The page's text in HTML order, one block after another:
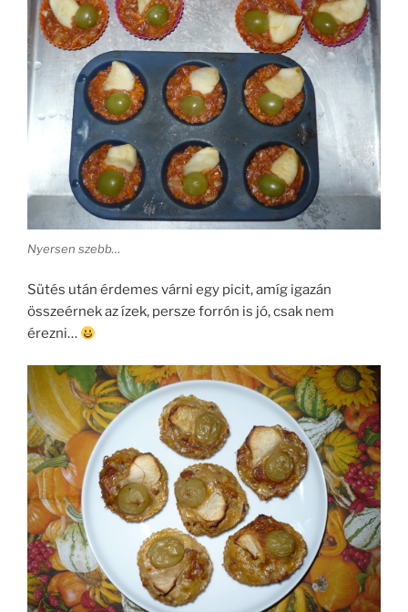
Nyersen szebb…
Sütés után érdemes várni egy picit, amíg igazán
összeérnek az ízek, persze forrón is jó, csak nem
érezni…